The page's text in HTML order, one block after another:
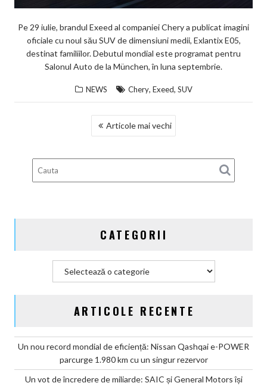
Pe 29 iulie, brandul Exeed al companiei Chery a publicat imagini
oficiale cu noul său SUV de dimensiuni medii, Exlantix E05,
destinat familiilor. Debutul mondial este programat pentru
Salonul Auto de la München, în luna septembrie.
NEWS Chery, Exeed, SUV
ARTICOLE
Articole mai vechi
CATEGORII
ARTICOLE RECENTE
Un nou record mondial de eficiență: Nissan Qashqai e-POWER
parcurge 1.980 km cu un singur rezervor
Un vot de încredere de miliarde: SAIC și General Motors își